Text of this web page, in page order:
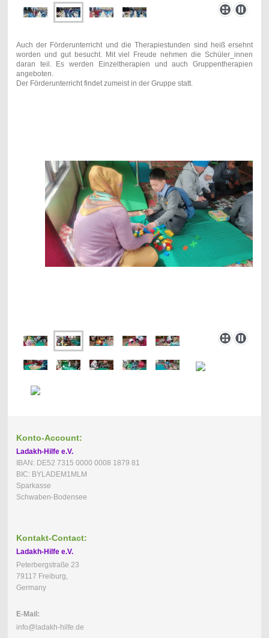
Auch der Förderunterricht und die Therapiestunden sind heiß ersehnt
worden und gut besucht. Mit viel Freude nehmen die Schüler_innen
daran teil. Es werden Einzeltherapien und auch Gruppentherapien
angeboten.
Der Förderunterricht findet zumeist in der Gruppe statt.
Konto-Account:
Ladakh-Hilfe e.V.
IBAN: DE52 7315 0000 0008 1879 81
BIC: BYLADEM1MLM
Sparkasse
Schwaben-Bodensee
Kontakt-Contact:
Ladakh-Hilfe e.V.
Peterbergstraße 23
79117 Freiburg,
Germany
E-Mail:
info@ladakh-hilfe.de